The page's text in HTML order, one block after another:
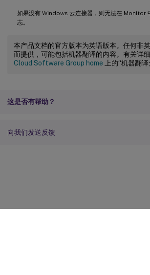
如果没有 Windows 云连接器，则无法在 Monitor
志。
本产品文档的官方版本为英语版本。任何非
而提供，可能包括机器翻译的内容。有关详
Cloud Software Group home 上的“机器翻译
这是否有帮助？
向我们发送反馈